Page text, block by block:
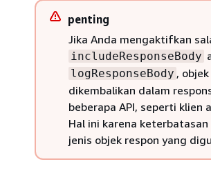
penting
Jika Anda mengaktifkan
includeResponseBody
logResponseBody ,
dikembalikan dalam
beberapa API, seperti klien
Hal ini karena keterbatasan
jenis objek respon yang